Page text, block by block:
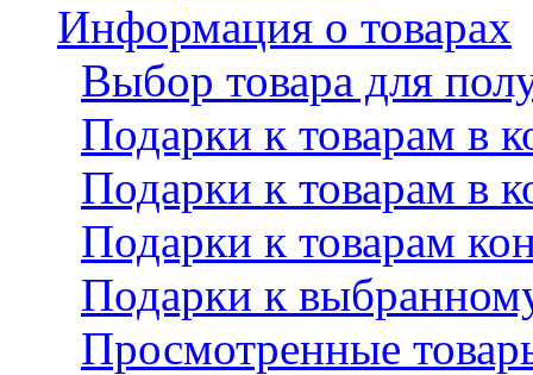
Информация о товарах
Выбор товара для
Подарки к товарам в
Подарки к товарам в
Подарки к товарам
Подарки к
Просмотренные